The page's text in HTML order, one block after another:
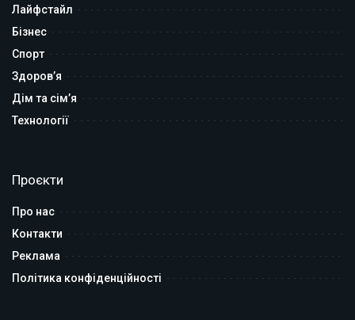
Лайфстайл
Бізнес
Спорт
Здоров’я
Дім та сім’я
Технології
Проєкти
Про нас
Контакти
Реклама
Політика конфіденційності